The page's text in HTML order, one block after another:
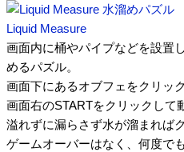
Liquid Measure
画面内に桶やパイプなどを設置
めるパズル。
画面下にあるオブフェをクリッ
画面右のSTARTをクリックして
溢れずに漏らさず水が溜まればク
ゲームオーバーはなく、何度で